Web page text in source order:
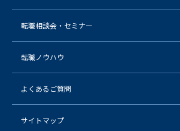
転職相談会・セミナー
転職ノウハウ
よくあるご質問
サイトマップ